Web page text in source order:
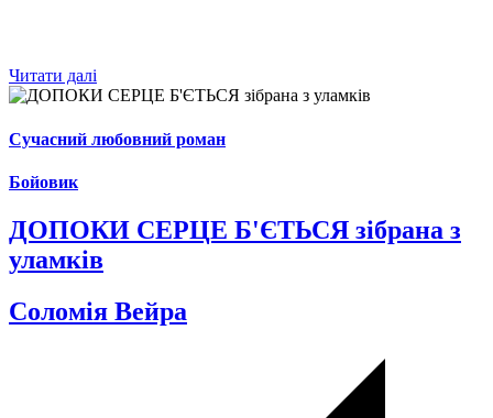
Читати далі
Сучасний любовний роман
Бойовик
ДОПОКИ СЕРЦЕ Б'ЄТЬСЯ зібрана з
уламків
Соломія Вейра